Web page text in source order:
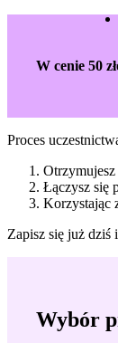
W cenie 50
Proces
Łączysz się
Korzystając
Zapisz się już dziś
Wybór